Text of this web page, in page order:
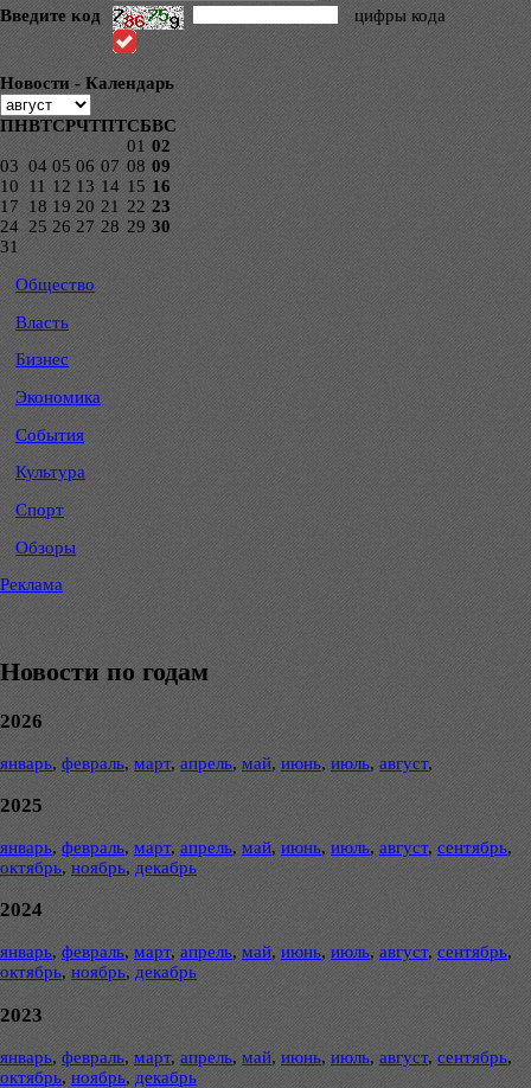
Введите код цифры кода
Новости - Календарь
ПНВТСРЧТПТСБВС
01 02
03 04 05 06 07 08 09
10
11 12 13 14 15 16
17
18 19 20 21 22 23
24 25 26 27 28 29 30
31
Общество
Власть
Бизнес
Экономика
События
Культура
Спорт
Обзоры
Реклама
Новости по годам
2026
январь, февраль, март, апрель, май, июнь, июль, август,
2025
январь, февраль, март, апрель, май, июнь, июль, август, сентябрь,
октябрь, ноябрь, декабрь
2024
январь, февраль, март, апрель, май, июнь, июль, август, сентябрь,
октябрь, ноябрь, декабрь
2023
январь, февраль, март, апрель, май, июнь, июль, август, сентябрь,
октябрь, ноябрь, декабрь